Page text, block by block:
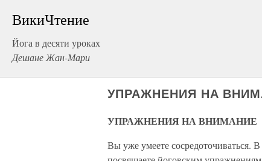
ВикиЧтение
Йога в десяти уроках
Дешане Жан-Мари
УПРАЖНЕНИЯ НА
УПРАЖНЕНИЯ НА ВНИМАНИЕ
Вы уже умеете сосредоточиваться.